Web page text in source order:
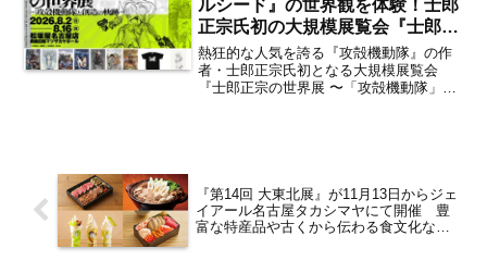
ルシード』の世界観を体験！士郎
正宗氏初の大規模展覧会『士郎正
宗の世界展 〜「攻殻機動隊」と
創造の軌跡〜』名古屋会場が
2026年8月2日～16日にかけて松
熱狂的な人気を誇る『攻殻機動隊』の作
者・士郎正宗氏初となる大規模展覧会
『士郎正宗の世界展 〜「攻殻機動隊」と
『第14回 大東北展』が11月13日からジェ
イアール名古屋タカシマヤにて開催 豊
富な特産品や古くから伝わる食文化など